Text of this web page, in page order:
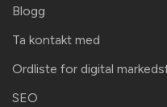
Blogg
Ta kontakt med
Ordliste for digital
SEO